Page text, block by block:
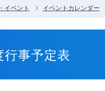
イベント イベントカレンダー
行事予定表